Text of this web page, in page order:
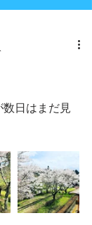
数日はまだ見